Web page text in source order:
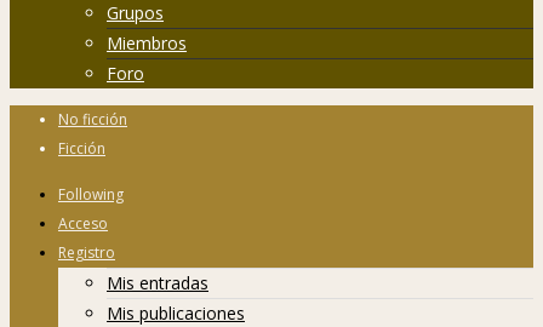
Grupos
Miembros
Foro
No ficción
Ficción
Following
Acceso
Registro
Mis entradas
Mis publicaciones